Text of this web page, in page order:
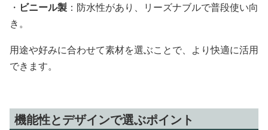
・ ビニール製 ：防水性があり、リーズナブルで普段使い向
き。
用途や好みに合わせて素材を選ぶことで、より快適に活用
できます。
機能性とデザインで選ぶポイント